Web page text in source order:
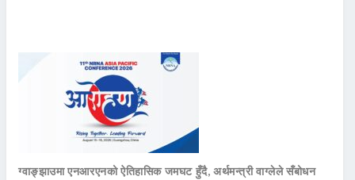
ग्वाङ्झाउमा एनआरएनको ऐतिहासिक जमघट हुँदै, अर्थमन्त्री वाग्लेले सँबोधन